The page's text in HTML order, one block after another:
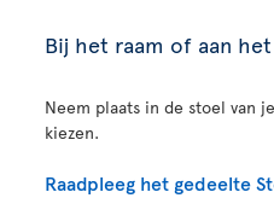
Bij het raam of aan het
Neem plaats in de stoel van
kiezen.
Raadpleeg het gedeelte